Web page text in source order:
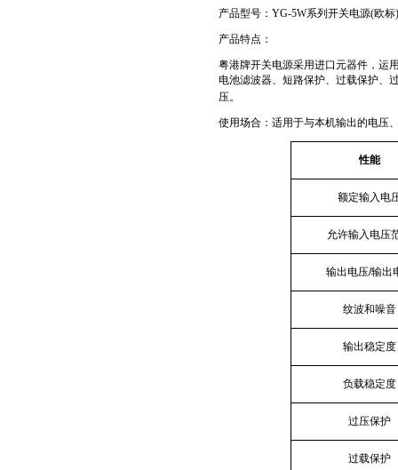
产品型号： YG-5W系列开关电源(欧标)
产品特点：
粤港牌开关电源采用进口元器件，运
电池滤波器、短路保护、过载保护、
压。
使用场合：适用于与本机输出的电压
性能
额定输入电
允许输入电压
输出电压/输出
纹波和噪音
输出稳定度
负载稳定度
过压保护
过载保护